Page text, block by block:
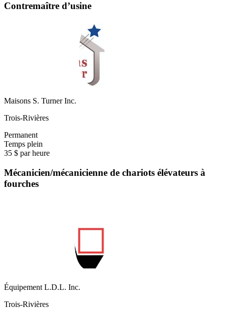
Contremaître d’usine
Maisons S. Turner Inc.
Trois-Rivières
Permanent
Temps plein
35 $ par heure
Mécanicien/mécanicienne de chariots élévateurs à
fourches
Équipement L.D.L. Inc.
Trois-Rivières